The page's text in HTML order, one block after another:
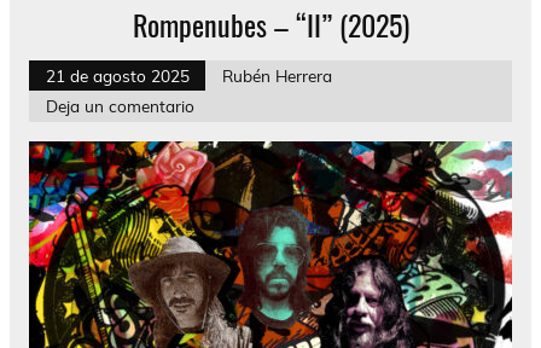
Rompenubes – “II” (2025)
21 de agosto 2025
Rubén Herrera
Deja un comentario